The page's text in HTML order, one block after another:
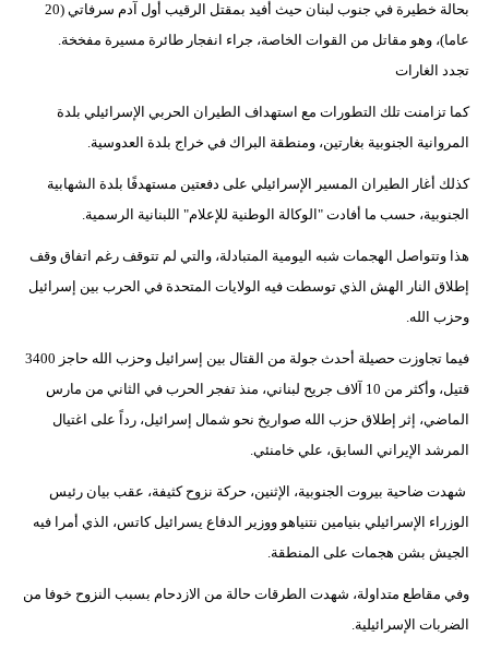
بحالة خطيرة في جنوب لبنان حيث أُفيد بمقتل الرقيب أول آدم سرفاتي (20
عاما)، وهو مقاتل من القوات الخاصة، جراء انفجار طائرة مسيرة مفخخة.
تجدد الغارات
كما تزامنت تلك التطورات مع استهداف الطيران الحربي الإسرائيلي بلدة
المروانية الجنوبية بغارتين، ومنطقة البراك في خراج بلدة العدوسية.
كذلك أغار الطيران المسير الإسرائيلي على دفعتين مستهدفًا بلدة الشهابية
الجنوبية، حسب ما أفادت "الوكالة الوطنية للإعلام" اللبنانية الرسمية.
هذا وتتواصل الهجمات شبه اليومية المتبادلة، والتي لم تتوقف رغم اتفاق وقف
إطلاق النار الهش الذي توسطت فيه الولايات المتحدة في الحرب بين إسرائيل
وحزب الله.
فيما تجاوزت حصيلة أحدث جولة من القتال بين إسرائيل وحزب الله حاجز 3400
قتيل، وأكثر من 10 آلاف جريح لبناني، منذ تفجر الحرب في الثاني من مارس
الماضي، إثر إطلاق حزب الله صواريخ نحو شمال إسرائيل، رداً على اغتيال
المرشد الإيراني السابق، علي خامنئي.
شهدت ضاحية بيروت الجنوبية، الإثنين، حركة نزوح كثيفة، عقب بيان رئيس
الوزراء الإسرائيلي بنيامين نتنياهو ووزير الدفاع يسرائيل كاتس، الذي أمرا فيه
الجيش بشن هجمات على المنطقة.
وفي مقاطع متداولة، شهدت الطرقات حالة من الازدحام بسبب النزوح خوفا من
الضربات الإسرائيلية.